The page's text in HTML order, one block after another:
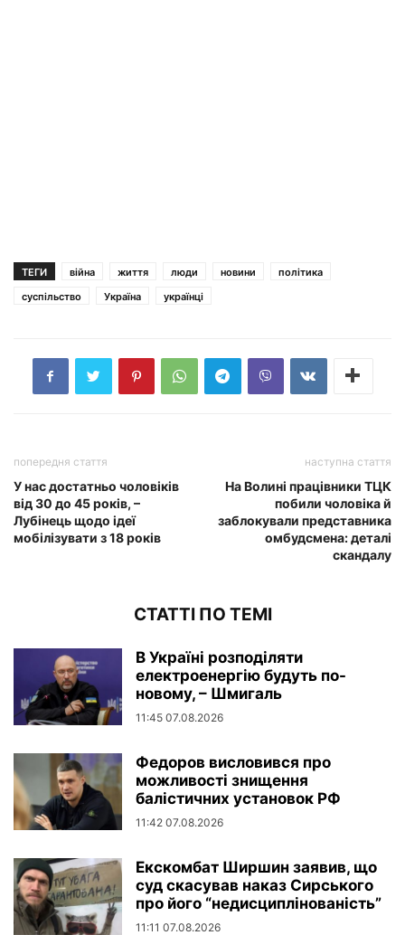
ТЕГИ війна життя люди новини
політика
суспільство
Україна українці
попередня стаття
У нас достатньо чоловіків
від 30 до 45 років, –
Лубінець щодо ідеї
мобілізувати з 18 років
наступна стаття
На Волині працівники ТЦК
побили чоловіка й
заблокували представника
омбудсмена: деталі
скандалу
СТАТТІ ПО ТЕМІ
В Україні розподіляти
електроенергію будуть по-
новому, – Шмигаль
11:45 07.08.2026
Федоров висловився про
можливості знищення
балістичних установок РФ
11:42 07.08.2026
Екскомбат Ширшин заявив, що
суд скасував наказ Сирського
про його “недисциплінованість”
11:11 07.08.2026